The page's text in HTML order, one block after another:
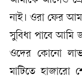
নাই। ওরা ফের
সুবিধা পাবে আমি
ওদের কোনো লাভ
মাটিতে হাজারো